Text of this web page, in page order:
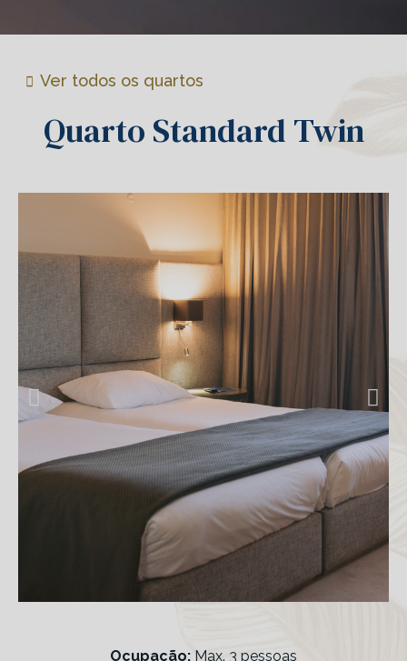
Ver todos os quartos
Quarto Standard Twin
Ocupação: Max. 3 pessoas